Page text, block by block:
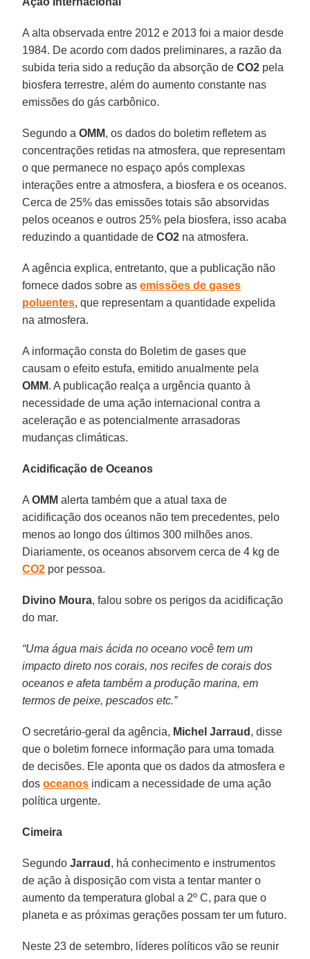
A alta observada entre 2012 e 2013 foi a maior desde
1984. De acordo com dados preliminares, a razão da
subida teria sido a redução da absorção deCO2 pela
biosfera terrestre, além do aumento constante nas
emissões do gás carbônico.
Segundo aOMM, os dados do boletim refletem as
concentrações retidas na atmosfera, que representam
o que permanece no espaço após complexas
interações entre a atmosfera, a biosfera e os oceanos.
Cerca de 25% das emissões totais são absorvidas
pelos oceanos e outros 25% pela biosfera, isso acaba
reduzindo a quantidade deCO2 na atmosfera.
A agência explica, entretanto, que a publicação não
fornece dados sobre asemissões de gases
poluentes, que representam a quantidade expelida
na atmosfera.
A informação consta do Boletim de gases que
causam o efeito estufa, emitido anualmente pela
OMM. A publicação realça a urgência quanto à
necessidade de uma ação internacional contra a
aceleração e as potencialmente arrasadoras
mudanças climáticas.
Acidificação de Oceanos
AOMM alerta também que a atual taxa de
acidificação dos oceanos não tem precedentes, pelo
menos ao longo dos últimos 300 milhões anos.
Diariamente, os oceanos absorvem cerca de 4 kg de
CO2 por pessoa.
Divino Moura, falou sobre os perigos da acidificação
do mar.
“Uma água mais ácida no oceano você tem um
impacto direto nos corais, nos recifes de corais dos
oceanos e afeta também a produção marina, em
termos de peixe, pescados etc.”
O secretário-geral da agência, Michel Jarraud , disse
que o boletim fornece informação para uma tomada
de decisões. Ele aponta que os dados da atmosfera e
dosoceanos indicam a necessidade de uma ação
política urgente.
Cimeira
SegundoJarraud , há conhecimento e instrumentos
de ação à disposição com vista a tentar manter o
aumento da temperatura global a 2º C, para que o
planeta e as próximas gerações possam ter um futuro.
Neste 23 de setembro, líderes políticos vão se reunir